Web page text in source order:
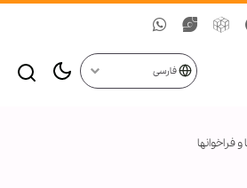
فارسی
فراخوان‏ها